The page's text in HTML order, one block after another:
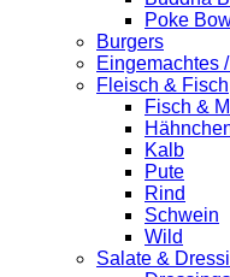
Poke
Burgers
Eingemachtes
Fleisch & Fisch
Fisch &
Kalb
Pute
Rind
Schwein
Wild
Salate &